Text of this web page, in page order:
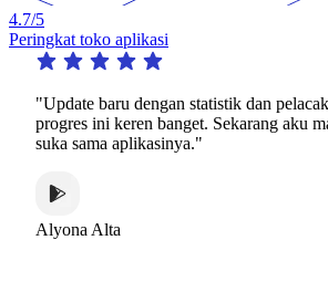
4.7/5
Peringkat toko aplikasi
"Update baru dengan statistik dan pelacak
progres ini keren banget. Sekarang aku makin
suka sama aplikasinya."
Alyona Alta